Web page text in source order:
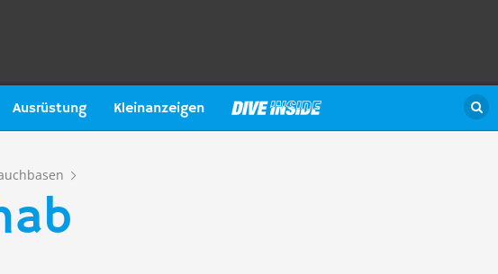
Ausrüstung Kleinanzeigen 